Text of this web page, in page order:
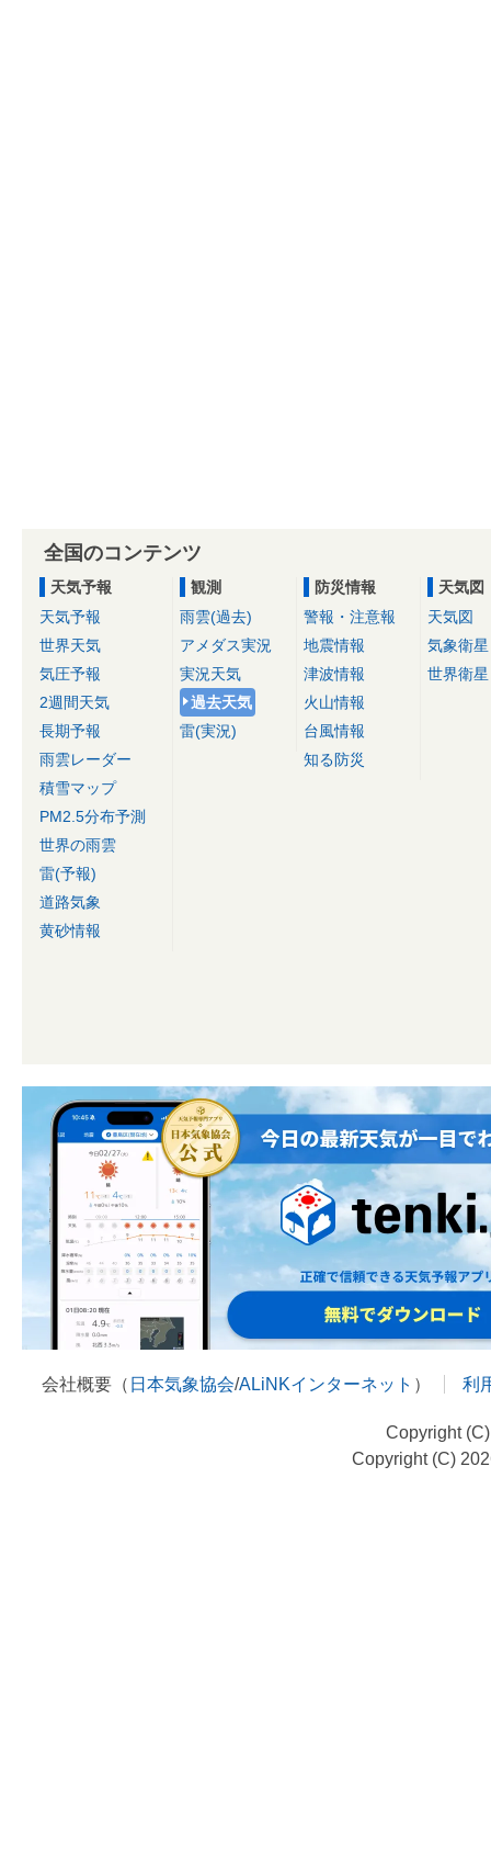
全国のコンテンツ
天気予報
天気予報
世界天気
気圧予報
2週間天気
長期予報
雨雲レーダー
積雪マップ
PM2.5分布予測
世界の雨雲
雷(予報)
道路気象
黄砂情報
観測
雨雲(過去)
アメダス実況
実況天気
過去天気
雷(実況)
防災情報
警報・注意報
地震情報
津波情報
火山情報
台風情報
知る防災
天気図
天気図
気象衛星
世界衛星
会社概要（ 日本気象協会/ALiNKインターネット ） 利
Copyright
Copyright (C)